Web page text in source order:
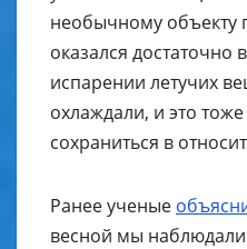
необычному объекту
оказался достаточно
испарении летучих
охлаждали, и это
сохраниться в
Ранее ученые
весной мы